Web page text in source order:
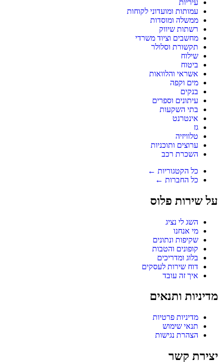
עיריות
עמותות ומועדוני לקוחות
ממשלה ומוסדות
רשתות שיווק
מחשבים וציוד משרדי
תקשורת וסלולר
שילוח
ביטוח
אשראי והלוואות
מים וקפה
בנקים
עיתונים וספרים
בתי השקעות
אינטרנט
גז
טלוויזיה
ערוצים ותוכניות
השכרת רכב
כל הקטגוריות ←
כל החברות ←
על שירות פלוס
השג לי נציג
מי אנחנו
שקיפות ונתונים
קופונים והטבות
בלוג ומדריכים
דוח שירות לעסקים
איך זה עובד
מדיניות ותנאים
מדיניות פרטיות
תנאי שימוש
הצהרת נגישות
יצירת קשר